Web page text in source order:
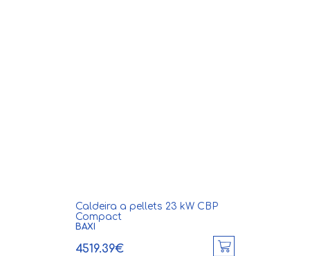
Caldeira a pellets 23 kW CBP
Compact
BAXI
4519.39€